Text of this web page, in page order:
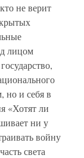
не верит
лицом
но и себя в
«Хотят ли
ни у
войну
света